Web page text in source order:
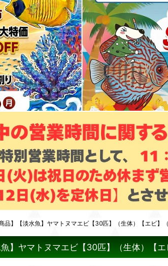
品】【淡水魚】ヤマトヌマエビ【30匹】（生体）【エビ】（
】ヤマトヌマエビ【30匹】（生体）【エ